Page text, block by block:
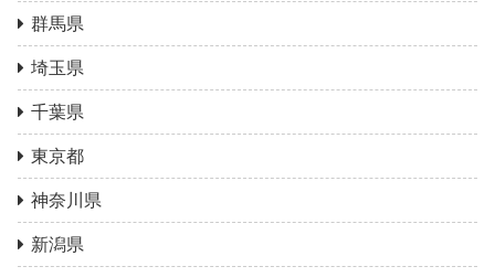
群馬県
埼玉県
千葉県
東京都
神奈川県
新潟県